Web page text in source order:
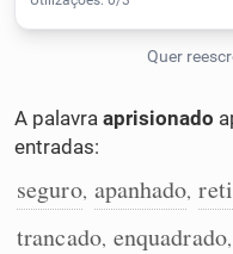
Cata-letras
A palavra aprisionado
entradas:
seguro, apanhado,
trancado, enquadrado,